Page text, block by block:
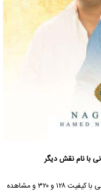
با نام نقش دیگر
با کیفیت ۱۲۸ و ۳۲۰ و مشاهده